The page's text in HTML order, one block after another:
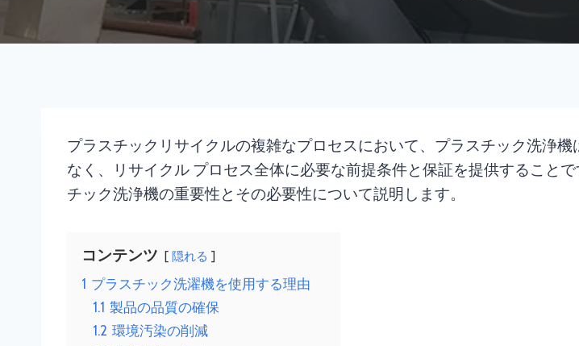
プラスチックリサイクルの複雑なプロセスにおいて、プラスチック洗浄
なく、リサイクル プロセス全体に必要な前提条件と保証を提供すること
チック洗浄機の重要性とその必要性について説明します。
コンテンツ 隠れる
1 プラスチック洗濯機を使用する理由
1.1 製品の品質の確保
1.2 環境汚染の削減